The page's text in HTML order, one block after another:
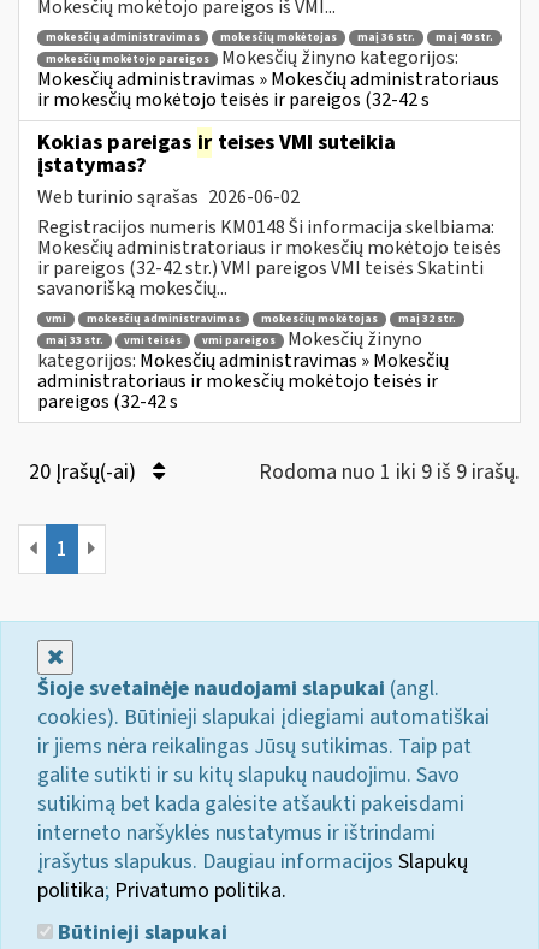
Mokesčių mokėtojo pareigos iš VMI...
mokesčių administravimas mokesčių mokėtojas maį 36 str.
maį 40 str.
mokesčių mokėtojo pareigos
Mokesčių žinyno kategorijos:
Mokesčių administravimas » Mokesčių administratoriaus
ir mokesčių mokėtojo teisės ir pareigos (32-42 s
Kokias pareigas ir teises VMI suteikia
įstatymas?
Web turinio sąrašas 2026-06-02
Registracijos numeris KM0148 Ši informacija skelbiama:
Mokesčių administratoriaus ir mokesčių mokėtojo teisės
ir pareigos (32-42 str.) VMI pareigos VMI teisės Skatinti
savanorišką mokesčių...
vmi mokesčių administravimas mokesčių mokėtojas
maį 32 str.
maį 33 str.
vmi teisės vmi pareigos
Mokesčių žinyno
kategorijos: Mokesčių administravimas » Mokesčių
administratoriaus ir mokesčių mokėtojo teisės ir
pareigos (32-42 s
20 Įrašų(-ai) Rodoma nuo 1 iki 9 iš 9 irašų.
1
Šioje svetainėje naudojami slapukai (angl.
cookies). Būtinieji slapukai įdiegiami automatiškai
ir jiems nėra reikalingas Jūsų sutikimas. Taip pat
galite sutikti ir su kitų slapukų naudojimu. Savo
sutikimą bet kada galėsite atšaukti pakeisdami
interneto naršyklės nustatymus ir ištrindami
įrašytus slapukus. Daugiau informacijos Slapukų
politika; Privatumo politika.
Būtinieji slapukai